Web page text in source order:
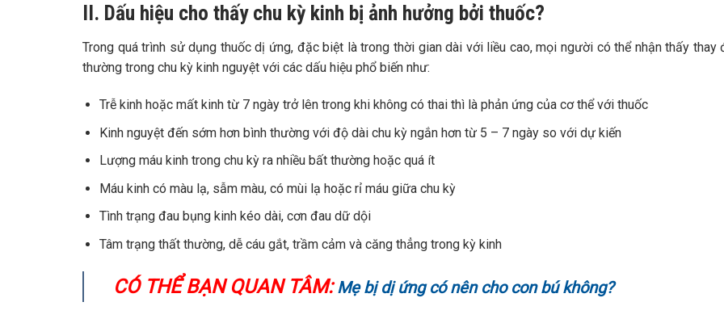
II. Dấu hiệu cho thấy chu kỳ kinh bị ảnh hưởng bởi thuốc?
Trong quá trình sử dụng thuốc dị ứng, đặc biệt là trong thời gian dài với liều cao, mọi người có thể nhận thấy thay
thường trong chu kỳ kinh nguyệt với các dấu hiệu phổ biến như:
Trễ kinh hoặc mất kinh từ 7 ngày trở lên trong khi không có thai thì là phản ứng của cơ thể với thuốc
Kinh nguyệt đến sớm hơn bình thường với độ dài chu kỳ ngắn hơn từ 5 – 7 ngày so với dự kiến
Lượng máu kinh trong chu kỳ ra nhiều bất thường hoặc quá ít
Máu kinh có màu lạ, sẫm màu, có mùi lạ hoặc rỉ máu giữa chu kỳ
Tình trạng đau bụng kinh kéo dài, cơn đau dữ dội
Tâm trạng thất thường, dễ cáu gắt, trầm cảm và căng thẳng trong kỳ kinh
CÓ THỂ BẠN QUAN TÂM: Mẹ bị dị ứng có nên cho con bú không?